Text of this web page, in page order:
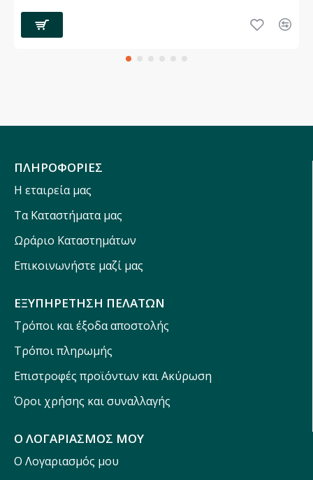
ΠΛΗΡΟΦΟΡΙΕΣ
Η εταιρεία μας
Τα Καταστήματα μας
Ωράριο Καταστημάτων
Επικοινωνήστε μαζί μας
ΕΞΥΠΗΡΕΤΗΣΗ ΠΕΛΑΤΩΝ
Τρόποι και έξοδα αποστολής
Τρόποι πληρωμής
Επιστροφές προϊόντων και Ακύρωση
Όροι χρήσης και συναλλαγής
Ο ΛΟΓΑΡΙΑΣΜΟΣ ΜΟΥ
Ο Λογαριασμός μου